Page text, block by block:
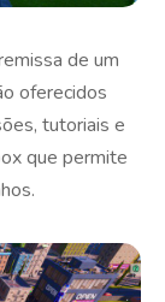
de um
oferecidos
tutoriais e
que permite